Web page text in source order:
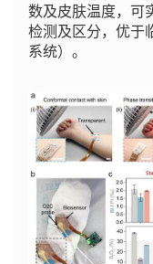
数及皮肤温度，可
检测及区分，优于
系统）。